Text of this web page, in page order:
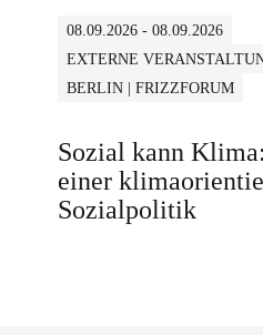
08.09.2026 - 08.09.2026
EXTERNE
BERLIN | FRIZZFORUM
Sozial kann
einer
Sozialpolitik